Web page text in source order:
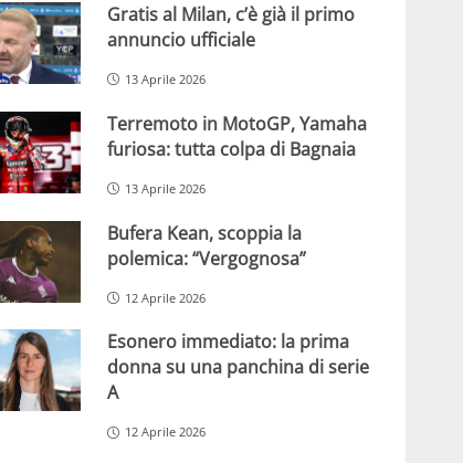
Gratis al Milan, c’è già il primo
annuncio ufficiale
13 Aprile 2026
Terremoto in MotoGP, Yamaha
furiosa: tutta colpa di Bagnaia
13 Aprile 2026
Bufera Kean, scoppia la
polemica: “Vergognosa”
12 Aprile 2026
Esonero immediato: la prima
donna su una panchina di serie
A
12 Aprile 2026